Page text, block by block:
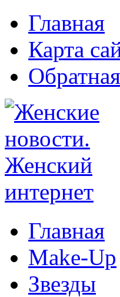
Главная
Карта
Главная
Make-Up
Звезды